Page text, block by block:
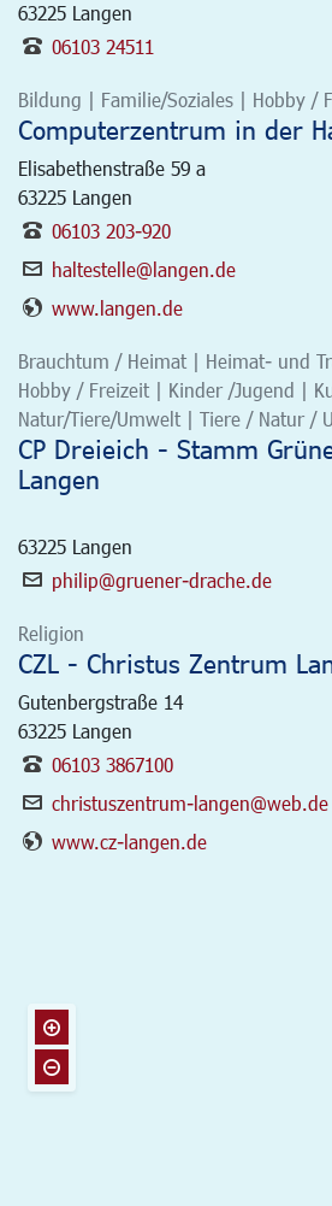
63225 Langen
06103 24511
Bildung | Familie/Soziales | Hobby /
Computerzentrum in der
Elisabethenstraße 59 a
63225 Langen
06103 203-920
haltestelle@langen.de
www.langen.de
Brauchtum / Heimat | Heimat- und
Hobby / Freizeit | Kinder /Jugend |
Natur/Tiere/Umwelt | Tiere / Natur /
CP Dreieich - Stamm
Langen
63225 Langen
philip@gruener-drache.de
Religion
CZL - Christus Zentrum
Gutenbergstraße 14
63225 Langen
06103 3867100
christuszentrum-langen@web.de
www.cz-langen.de